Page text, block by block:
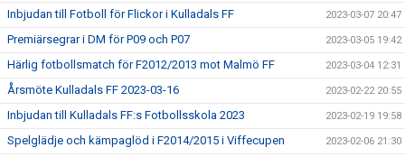
Inbjudan till Fotboll för Flickor i Kulladals FF 2023-03-07 20:47
Premiärsegrar i DM för P09 och P07 2023-03-05 19:42
Härlig fotbollsmatch för F2012/2013 mot Malmö FF 2023-03-04 12:31
Årsmöte Kulladals FF 2023-03-16 2023-02-22 20:55
Inbjudan till Kulladals FF:s Fotbollsskola 2023 2023-02-19 19:58
Spelglädje och kämpaglöd i F2014/2015 i Viffecupen 2023-02-06 21:30